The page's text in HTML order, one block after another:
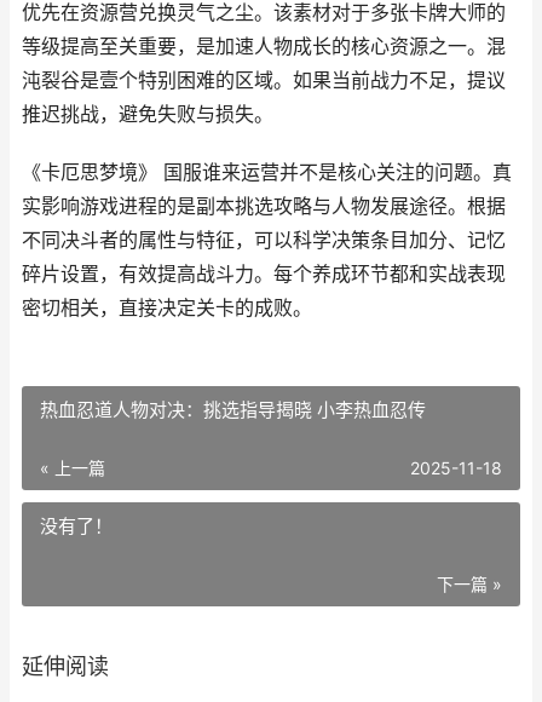
优先在资源营兑换灵气之尘。该素材对于多张卡牌大师的
等级提高至关重要，是加速人物成长的核心资源之一。混
沌裂谷是壹个特别困难的区域。如果当前战力不足，提议
推迟挑战，避免失败与损失。
《卡厄思梦境》 国服谁来运营并不是核心关注的问题。真
实影响游戏进程的是副本挑选攻略与人物发展途径。根据
不同决斗者的属性与特征，可以科学决策条目加分、记忆
碎片设置，有效提高战斗力。每个养成环节都和实战表现
密切相关，直接决定关卡的成败。
热血忍道人物对决：挑选指导揭晓 小李热血忍传
« 上一篇 2025-11-18
没有了！
下一篇 »
延伸阅读